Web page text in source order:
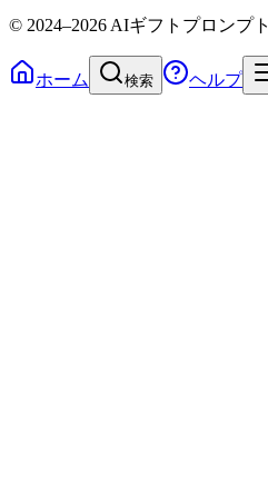
© 2024–2026 AIギフトプロンプト
ホーム 検索 ヘルプ